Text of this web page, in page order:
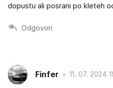
dopustu ali posrani po kleteh
Odgovori
Finfer 11. 07. 2024